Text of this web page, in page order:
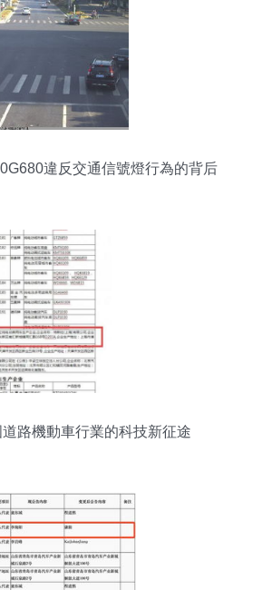
違反交通信號燈行為的背后
路機動車行業的科技新征途